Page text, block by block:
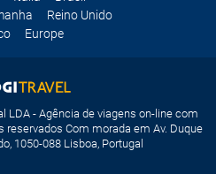
Reino Unido
Europe
LDA - Agência de viagens on-line com
reservados Com morada em Av. Duque
1050-088 Lisboa, Portugal